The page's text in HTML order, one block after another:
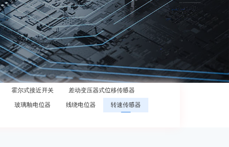
霍尔式接近开关
差动变压器式位移传感器
玻璃釉电位器 线绕电位器
转速传感器